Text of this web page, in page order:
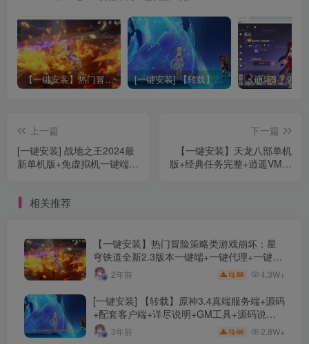
【一键安装】热门冒险策略类游戏崩坏：星穹铁道全新2.3版本一键端+一键代理+一键启动+免虚拟机 [一键安装] 【转载】原神3.4真端服务端+源码+配套客户端+详尽说明+GM工具+源码说明文件
上一篇
[一键安装] 战地之王2024最
新单机版+免虚拟机一键端
下一篇
【一键安装】天龙八部单机
版+经典任务完整+逍遥VM一
相关推荐
【一键安装】热门冒险策略类游戏崩坏：星
穹铁道全新2.3版本一键端+一键代理+一键启
动+免虚拟机
2年前 88 4.3W+
[一键安装] 【转载】原神3.4真端服务端+源码
+配套客户端+详尽说明+GM工具+源码说明
文件3年前 66 2.8W+